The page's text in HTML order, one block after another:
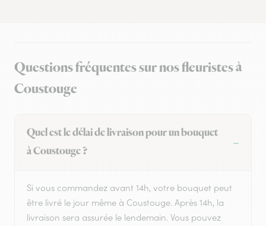
Questions fréquentes sur nos fleuristes à
Coustouge
Quel est le délai de livraison pour un bouquet
à Coustouge ?
Si vous commandez avant 14h, votre bouquet peut
être livré le jour même à Coustouge. Après 14h, la
livraison sera assurée le lendemain. Vous pouvez